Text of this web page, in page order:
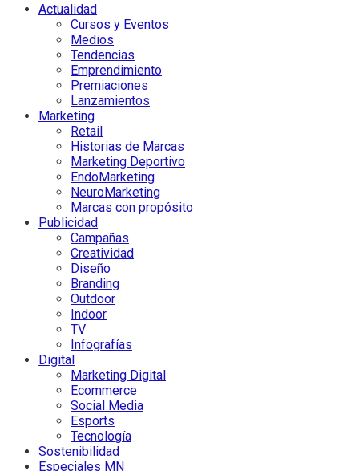
Actualidad
Cursos y Eventos
Medios
Tendencias
Emprendimiento
Premiaciones
Lanzamientos
Marketing
Retail
Historias de Marcas
Marketing Deportivo
EndoMarketing
NeuroMarketing
Marcas con propósito
Publicidad
Campañas
Creatividad
Diseño
Branding
Outdoor
Indoor
TV
Infografías
Digital
Marketing Digital
Ecommerce
Social Media
Esports
Tecnología
Sostenibilidad
Especiales MN